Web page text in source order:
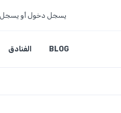
يسجل دخول أو يسجل
الفنادق BLOG